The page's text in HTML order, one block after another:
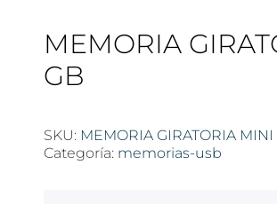
MEMORIA
GB
SKU: MEMORIA GIRATORIA MINI
Categoría: memorias-usb